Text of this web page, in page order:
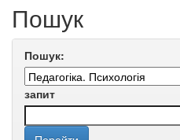
Пошук
Пошук:
запит